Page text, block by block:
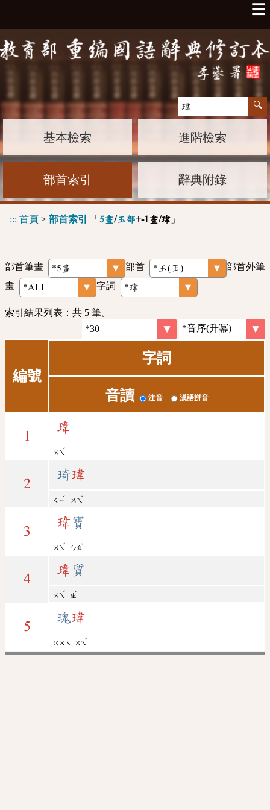
☰
基本檢索 進階檢索
部首索引 辭典附錄
::: 首頁 > 部首索引 「 5畫/玉部+-1畫/瑋 」
部首筆畫 部首
部首外筆
畫
字詞
索引結果列表：共 5 筆。
編號
字詞
音讀 注音 漢語拼音
1
瑋
ㄨㄟ
ˇ
2
琦瑋
ㄑㄧ
ˊ
ㄨㄟ
ˇ
3
瑋 寶
ㄨㄟ
ˇ
ㄅㄠ
ˇ
4
瑋 質
ㄨㄟ
ˇ
ㄓ
ˊ
5
瑰瑋
ㄍㄨㄟ ㄨㄟ
ˇ